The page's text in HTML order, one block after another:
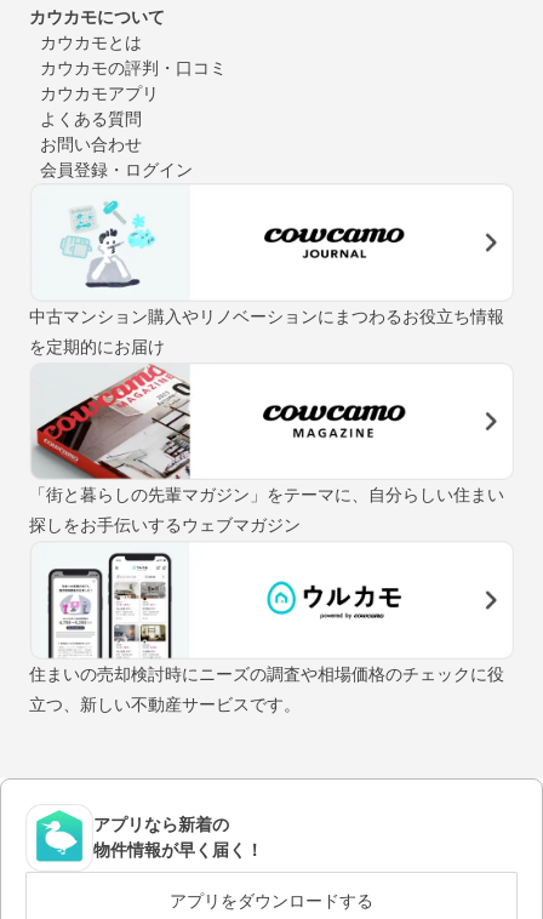
カウカモについて
カウカモとは
カウカモの評判・口コミ
カウカモアプリ
よくある質問
お問い合わせ
会員登録・ログイン
中古マンション購入やリノベーションにまつわるお役立ち情報
を定期的にお届け
「街と暮らしの先輩マガジン」をテーマに、自分らしい住まい
探しをお手伝いするウェブマガジン
住まいの売却検討時にニーズの調査や相場価格のチェックに役
立つ、新しい不動産サービスです。
アプリなら新着の
物件情報が早く届く！
アプリをダウンロードする